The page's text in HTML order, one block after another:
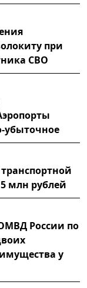
при
СВО
убыточное
млн рублей
России по
у